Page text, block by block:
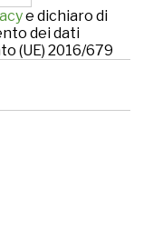
e dichiaro di
dei dati
(UE) 2016/679